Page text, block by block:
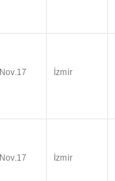
Nov.17
İzmir
Nov.17
İzmir